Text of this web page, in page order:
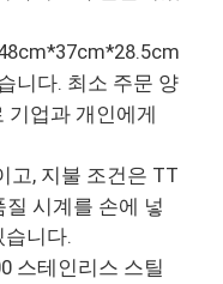
니다. 최소 주문 양
기업과 개인에게
고, 지불 조건은 TT
시계를 손에 넣
습니다.
스테인리스 스틸